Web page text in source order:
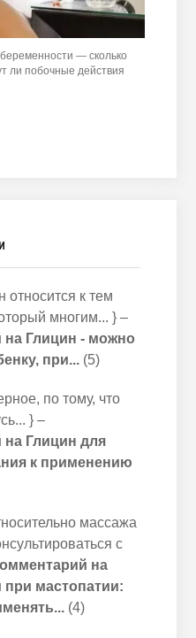
— сколько
ли побочные действия
относится к тем
многим... } –
на Глицин - можно
при...(5)
по тому, что
} –
Глицин для
к применению
массажа
с
на
при мастопатии:
(4)